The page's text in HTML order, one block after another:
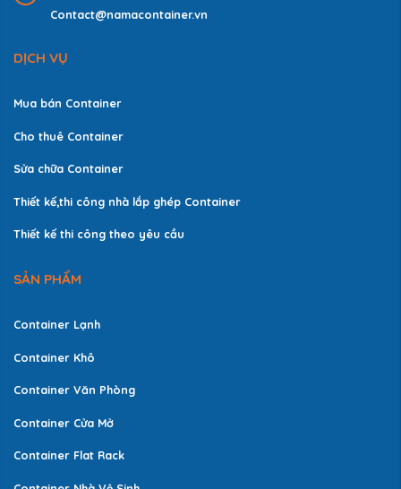
Contact@namacontainer.vn
DỊCH VỤ
Mua bán Container
Cho thuê Container
Sửa chữa Container
Thiết kế,thi công nhà lắp ghép Container
Thiết kế thi công theo yêu cầu
SẢN PHẨM
Container Lạnh
Container Khô
Container Văn Phòng
Container Cửa Mở
Container Flat Rack